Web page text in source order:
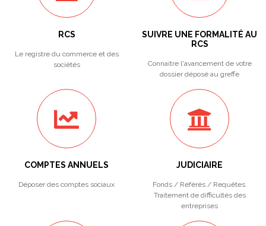
RCS
Le registre du commerce et des
sociétés
SUIVRE UNE FORMALITÉ AU
RCS
Connaitre l'avancement de votre
dossier déposé au greffe
COMPTES ANNUELS
Déposer des comptes sociaux
JUDICIAIRE
Fonds / Référés / Requêtes.
Traitement de difficultés des
entreprises